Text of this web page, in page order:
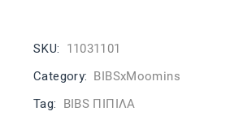
SKU: 11031101
Category: BIBSxMoomins
Tag: BIBS ΠΙΠΙΛΑ